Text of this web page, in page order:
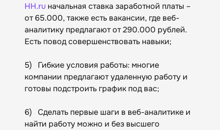
HH.ru начальная ставка заработной платы –
от 65.000, также есть вакансии, где веб-
аналитику предлагают от 290.000 рублей.
Есть повод совершенствовать навыки;
5) Гибкие условия работы: многие
компании предлагают удаленную работу и
готовы подстроить график под вас;
6) Сделать первые шаги в веб-аналитике и
найти работу можно и без высшего